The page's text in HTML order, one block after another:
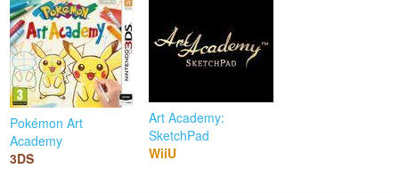
Pokémon Art
Academy
3DS
Art Academy:
SketchPad
WiiU